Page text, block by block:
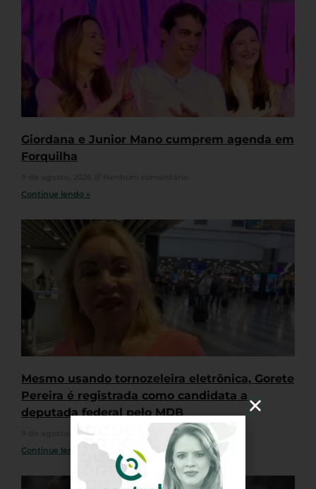
Giordana e Junior Mano cumprem agenda em
Forquilha
Continue lendo »
Mesmo usando tornozeleira eletrônica, Gorete
Pereira é registrada como candidata a
deputada federal pelo MDB
9 de agosto, 2026
Nenhum comentário
Continue lendo »